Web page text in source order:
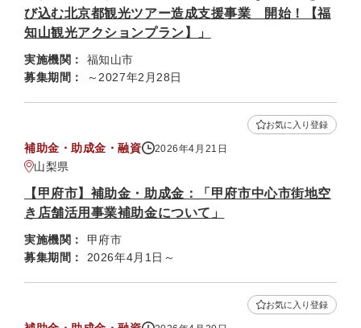
び込む北京都観光ツアー造成支援事業 開始！【福
知山観光アクションプラン】」
実施機関：
福知山市
募集期間：
～2027年2月28日
補助金・助成金・融資 2026年4月21日
山梨県
お気に入り登録
【甲府市】補助金・助成金：「甲府市中心市街地空
き店舗活用事業補助金について」
実施機関：
甲府市
募集期間：
2026年4月1日～
お気に入り登録